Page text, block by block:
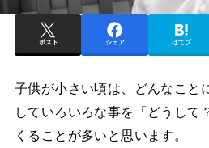
ポスト シェア はてブ
子供が小さい頃は、どんなこと
していろいろな事を「どうして
くることが多いと思います。